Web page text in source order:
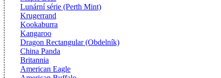
Lunární série (Perth Mint)
Krugerrand
Kookaburra
Kangaroo
Dragon Rectangular (Obdelník)
China Panda
Britannia
American Eagle